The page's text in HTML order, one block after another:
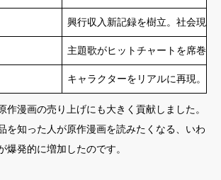
興行収入新記録を樹立。社会現象
主題歌がヒットチャートを席巻
キャラクターをリアルに再現。
作漫画の売り上げにも大きく貢献しました。
を知った人が原作漫画を読みたくなる、いわ
爆発的に増加したのです。